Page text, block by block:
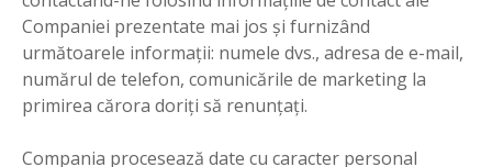
Companiei prezentate mai jos și furnizând
următoarele informații: numele dvs., adresa de e-mail,
numărul de telefon, comunicările de marketing la
primirea cărora doriți să renunțați.
Compania procesează date cu caracter personal